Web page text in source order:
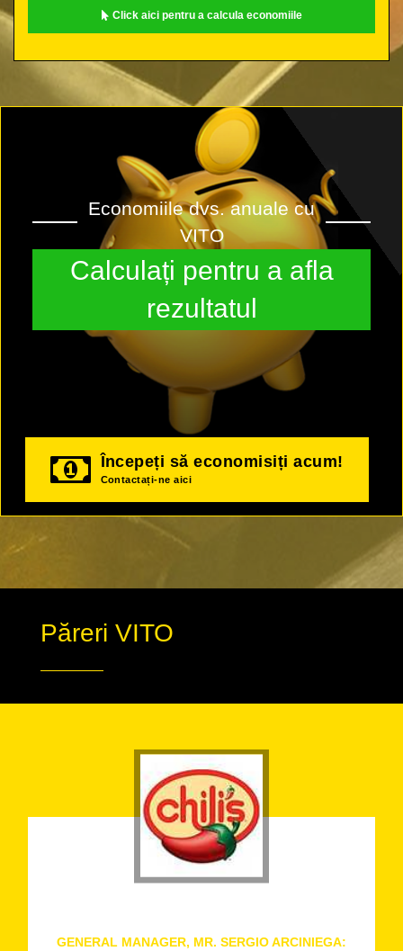
Click aici pentru a calcula economiile
Economiile dvs. anuale cu
VITO
Calculați pentru a afla
rezultatul
Începeți să economisiți acum!
Contactați-ne aici
Păreri VITO
GENERAL MANAGER, MR. SERGIO ARCINIEGA: